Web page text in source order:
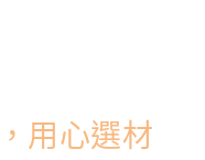
用心選材